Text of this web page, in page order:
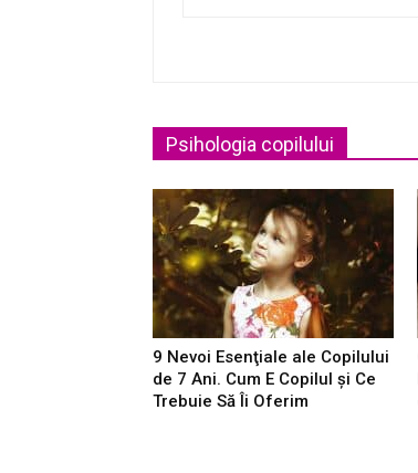
Psihologia copilului
9 Nevoi Esenţiale ale Copilului
de 7 Ani. Cum E Copilul şi Ce
Trebuie Să Îi Oferim